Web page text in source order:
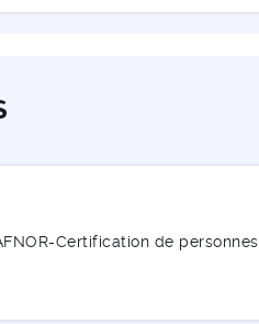
Certification de personnes